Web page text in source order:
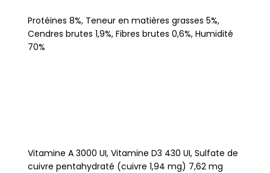
Protéines 8%, Teneur en matières grasses 5%,
Cendres brutes 1,9%, Fibres brutes 0,6%, Humidité
70%
Vitamine A 3000 UI, Vitamine D3 430 UI, Sulfate de
cuivre pentahydraté (cuivre 1,94 mg) 7,62 mg